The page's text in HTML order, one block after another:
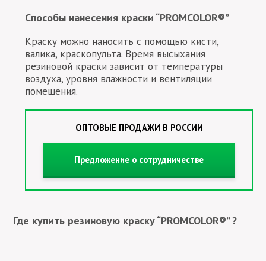
Способы нанесения краски “PROMCOLOR®”
Краску можно наносить с помощью кисти,
валика, краскопульта. Время высыхания
резиновой краски зависит от температуры
воздуха, уровня влажности и вентиляции
помещения.
ОПТОВЫЕ ПРОДАЖИ В РОССИИ
Предложение о сотрудничестве
Где купить резиновую краску “PROMCOLOR®” ?